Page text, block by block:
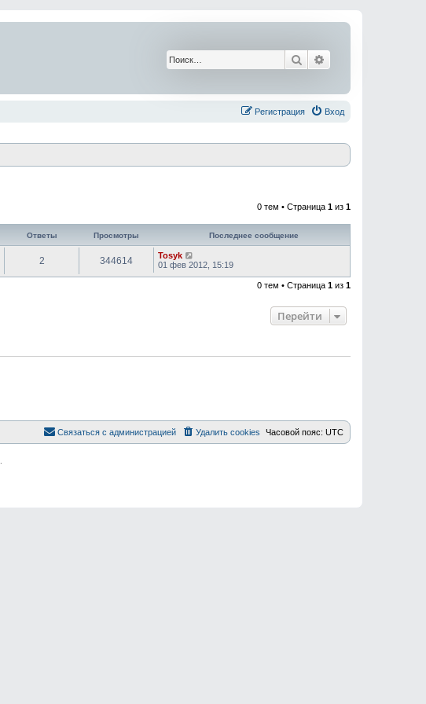
Поиск
Вход
Регистрация
0 тем • Страница 1 из 1
Ответы Просмотры Последнее сообщение
2 344614
Tosyk
01 фев 2012, 15:19
0 тем • Страница 1 из 1
Перейти
Часовой пояс: UTC
Удалить cookies
Связаться с администрацией